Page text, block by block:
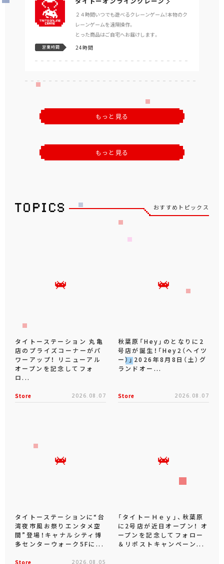
２４時間いつでも遊べるクレーンゲーム！本物のク
レーンゲームを遠隔操作。
とった商品はご自宅へお届けします。
営業時間 24時間
もっと見る
もっと見る
おすすめトピックス
タイトーステーション 丸亀
店のプライズコーナーがパ
ワーアップ！ リニューアル
オープンを記念してフォ
ロ...
Store 2026.08.07
秋葉原「Hey」のとなりに2
号店が誕生！「Hey2（ヘイツ
ー）」2026年8月8日（土）グ
ランドオー...
Store 2026.08.07
タイトーステーションに“台
湾夜市風お祭りエンタメ空
間”登場！キャナルシティ博
多センターウォーク5Fに...
Store 2026.08.05
「タイトーＨｅｙ」、秋葉原
に2号店が近日オープン！ オ
ープンを記念してフォロー
＆リポストキャンペーン...